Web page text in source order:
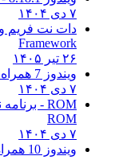
۷ دی ۱۴۰۴
دات نت فریم
Framework
۲۶ تیر ۱۴۰۵
ویندوز 7 همراه آپدیت 7 SP1
۷ دی ۱۴۰۴
ROM - برنامه نرو | ابزار رایت حرفه ای و
ROM
۷ دی ۱۴۰۴
ویندوز 10 همراه آپدیت 10 22H2